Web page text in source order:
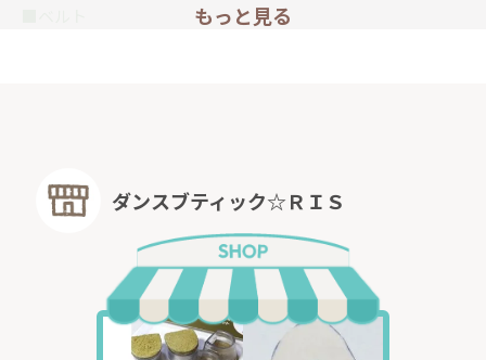
上質で柔らかな革が足に優しく、
で、歩くほどに甲にぴったりとフィット！
もっと見る
ダンスブティック☆ＲＩＳ